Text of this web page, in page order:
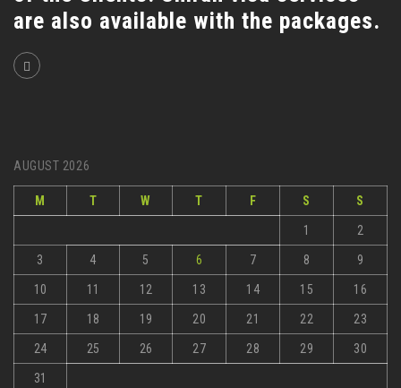
are also available with the packages.
AUGUST 2026
M T W T F S S
1 2
3 4 5 6 7 8 9
10 11 12 13 14 15 16
17 18 19 20 21 22 23
24 25 26 27 28 29 30
31